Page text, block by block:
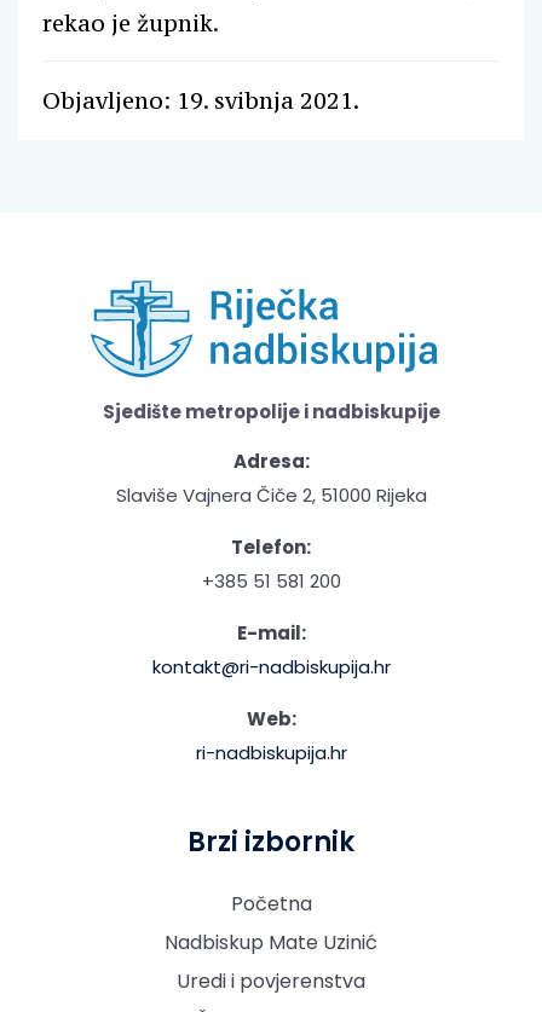
rekao je župnik.
Objavljeno: 19. svibnja 2021.
Sjedište metropolije i nadbiskupije
Adresa:
Slaviše Vajnera Čiče 2, 51000 Rijeka
Telefon:
+385 51 581 200
E-mail:
kontakt@ri-nadbiskupija.hr
Web:
ri-nadbiskupija.hr
Brzi izbornik
Početna
Nadbiskup Mate Uzinić
Uredi i povjerenstva